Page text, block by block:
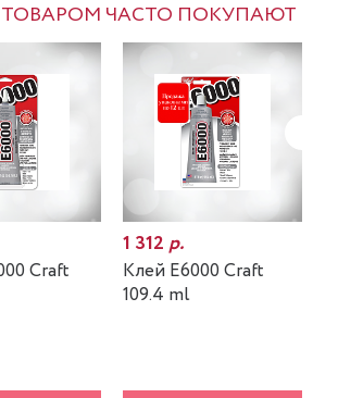
ЧАСТО ПОКУПАЮТ
Craft
1 312р.
Клей E6000 Craft
109.4 ml